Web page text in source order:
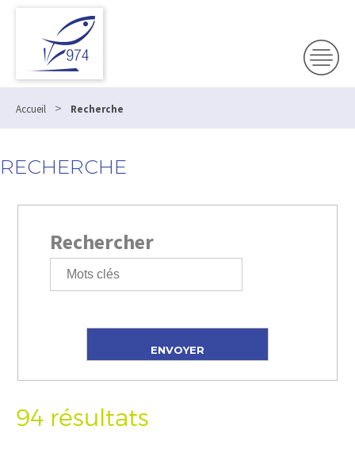
Accueil > Recherche
RECHERCHE
Rechercher
94 résultats